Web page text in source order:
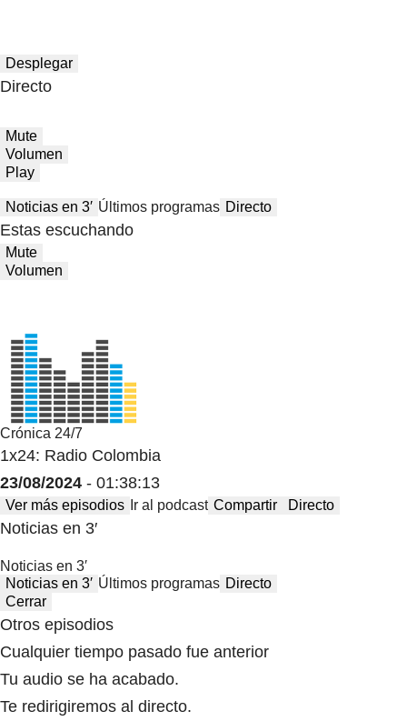
Desplegar
Directo
Mute
Volumen
Play
Noticias en 3′ Últimos programas Directo
Estas escuchando
Mute
Volumen
Crónica 24/7
1x24: Radio Colombia
23/08/2024 - 01:38:13
Ver más episodios Ir al podcast Compartir Directo
Noticias en 3′
Noticias en 3′
Noticias en 3′ Últimos programas Directo
Cerrar
Otros episodios
Cualquier tiempo pasado fue anterior
Tu audio se ha acabado.
Te redirigiremos al directo.